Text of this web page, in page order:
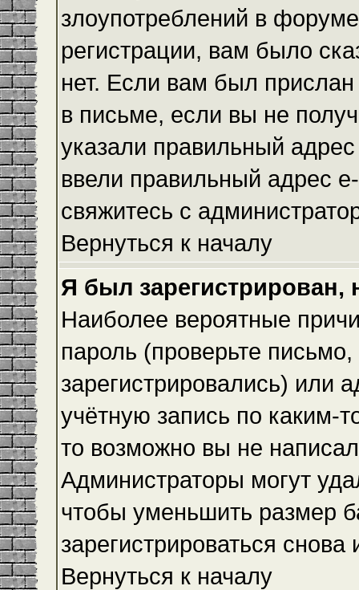
злоупотреблений в
регистрации, вам было
нет. Если вам был
в письме, если вы не
указали правильный
ввели правильный адрес
свяжитесь с
Вернуться к началу
Я был зарегистрирован,
Наиболее вероятные
пароль (проверьте
зарегистрировались) или
учётную запись по каким-
то возможно вы не
Администраторы могут
чтобы уменьшить размер
зарегистрироваться
Вернуться к началу